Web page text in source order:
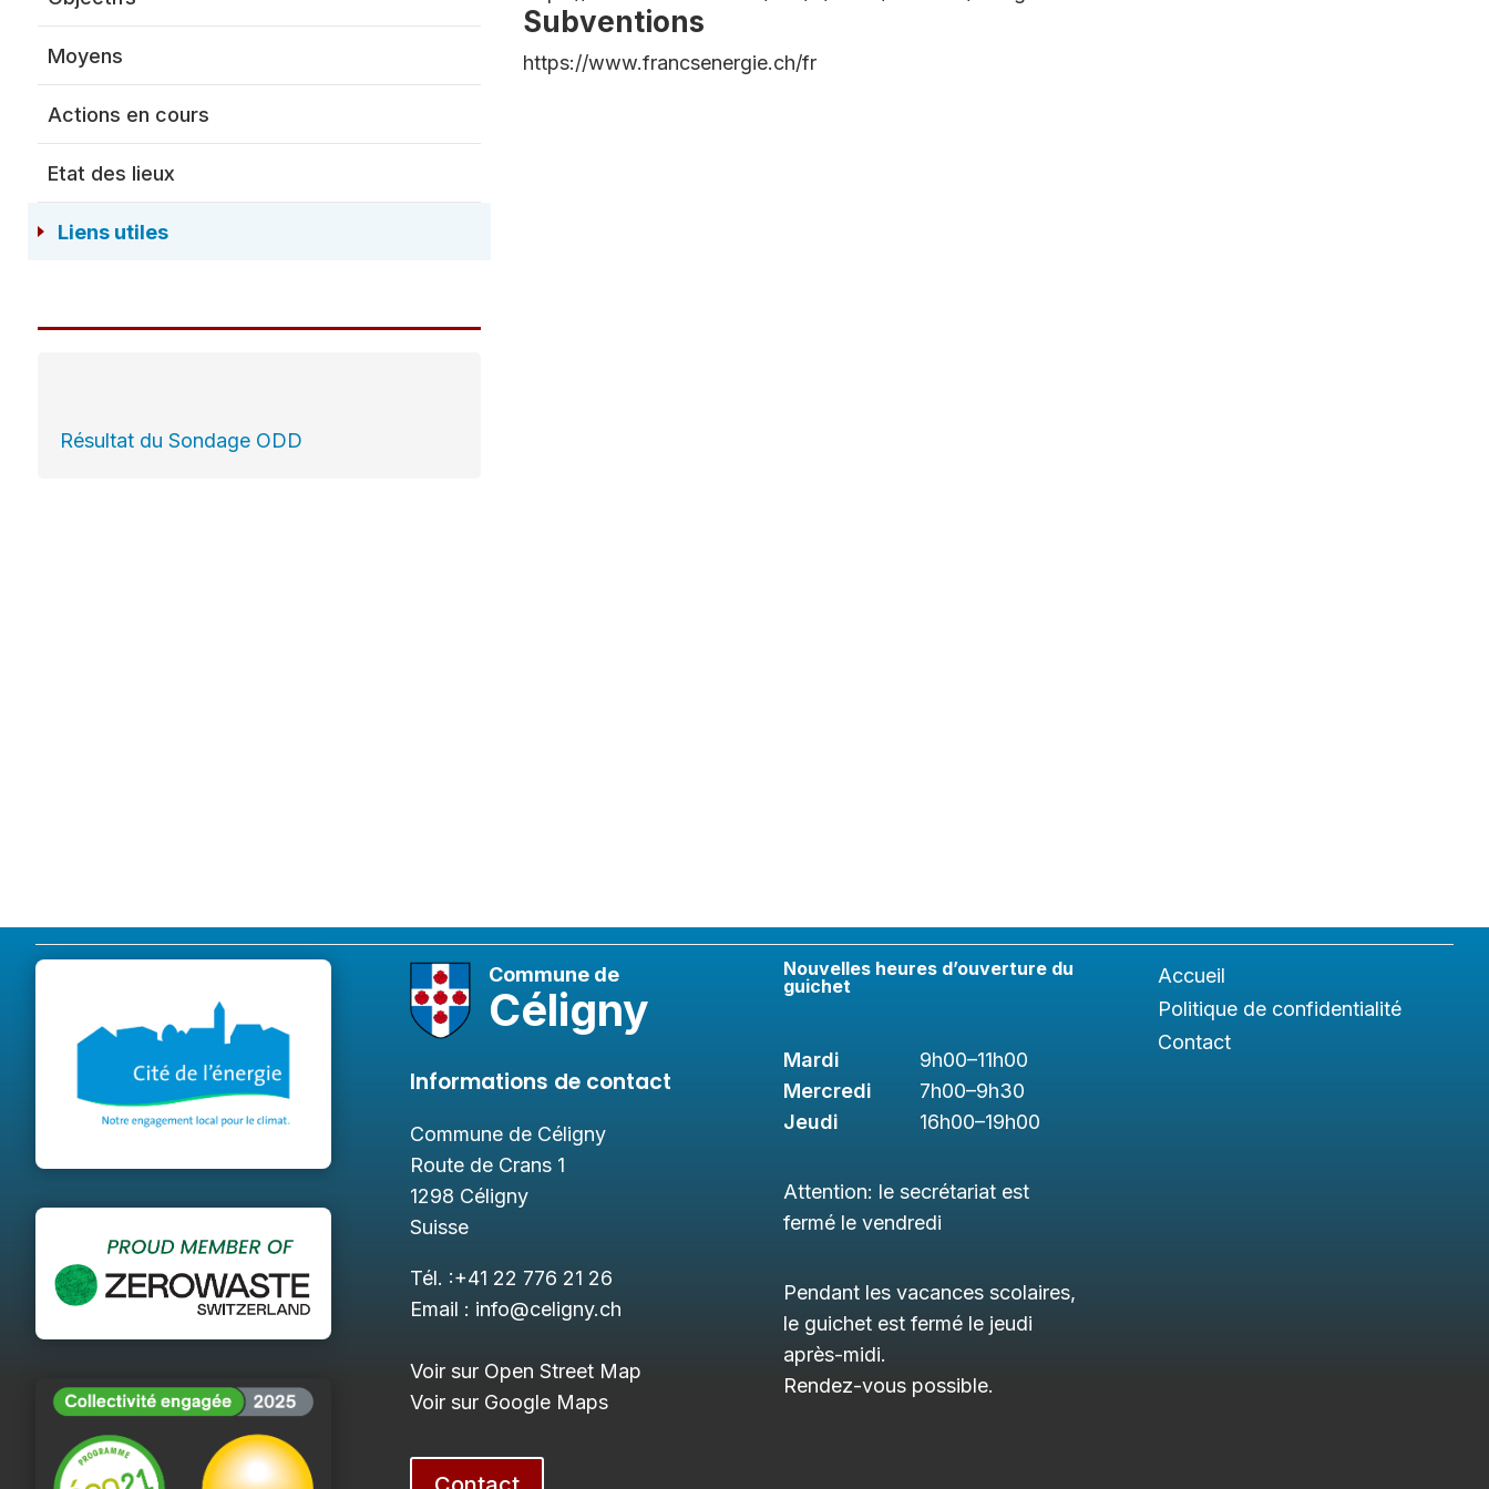
Dôme Seniors
Pompiers
Protection civile
Moyens
Actions en cours
Etat des lieux
Liens utiles
Résultat du Sondage ODD
Subventions
https://www.francsenergie.ch/fr
Commune de
Céligny
Informations de contact
Commune de Céligny
Route de Crans 1
1298 Céligny
Suisse
Tél. :+41 22 776 21 26
Email : info@celigny.ch
Voir sur Open Street Map
Voir sur Google Maps
Nouvelles heures d’ouverture du
guichet
Mardi 9h00–11h00
Mercredi
7h00–9h30
Jeudi
16h00–19h00
Attention: le secrétariat est
fermé le vendredi
Pendant les vacances scolaires,
le guichet est fermé le jeudi
après-midi.
Rendez-vous possible.
Accueil
Politique de confidentialité
Contact